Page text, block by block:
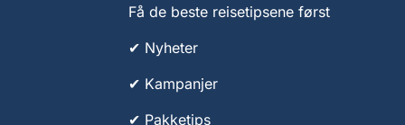
Få de beste reisetipsene først
✔ Nyheter
✔ Kampanjer
✔ Pakketips